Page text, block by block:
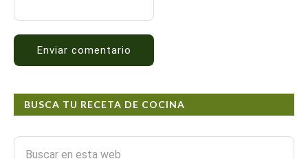
BUSCA TU RECETA DE COCINA